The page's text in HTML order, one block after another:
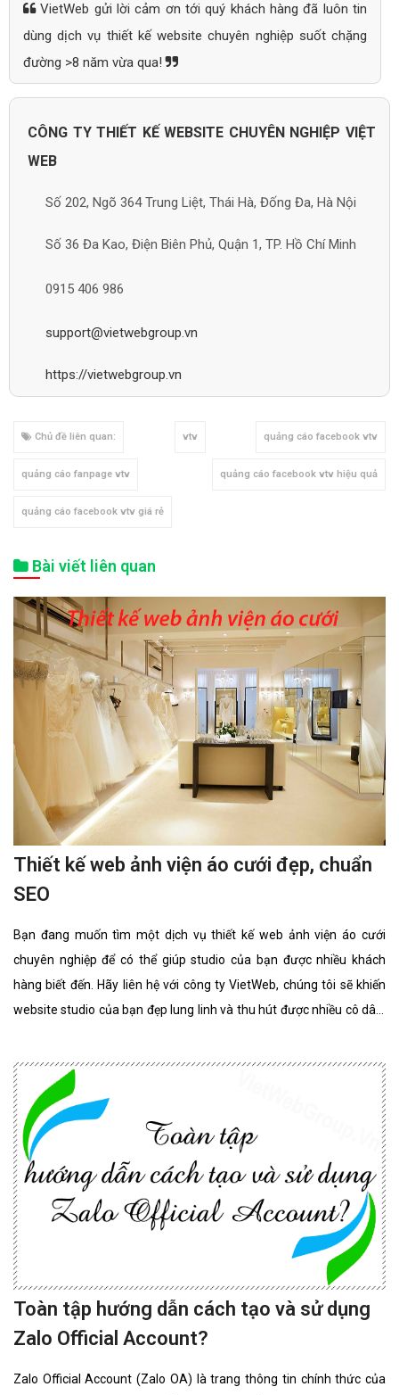
VietWeb gửi lời cảm ơn tới quý khách hàng đã luôn tin
dùng dịch vụ thiết kế website chuyên nghiệp suốt chặng
đường >8 năm vừa qua!
CÔNG TY THIẾT KẾ WEBSITE CHUYÊN NGHIỆP VIỆT
WEB
Số 202, Ngõ 364 Trung Liệt, Thái Hà, Đống Đa, Hà Nội
Số 36 Đa Kao, Điện Biên Phủ, Quận 1, TP. Hồ Chí Minh
0915 406 986
support@vietwebgroup.vn
https://vietwebgroup.vn
Chủ đề liên quan: vtv quảng cáo facebook vtv
quảng cáo fanpage vtv quảng cáo facebook vtv hiệu quả
quảng cáo facebook vtv giá rẻ
Bài viết liên quan
Thiết kế web ảnh viện áo cưới đẹp, chuẩn
SEO
Bạn đang muốn tìm một dịch vụ thiết kế web ảnh viện áo cưới
chuyên nghiệp để có thể giúp studio của bạn được nhiều khách
hàng biết đến. Hãy liên hệ với công ty VietWeb, chúng tôi sẽ khiến
website studio của bạn đẹp lung linh và thu hút được nhiều cô dâu,
Toàn tập hướng dẫn cách tạo và sử dụng
Zalo Official Account?
Zalo Official Account (Zalo OA) là trang thông tin chính thức của